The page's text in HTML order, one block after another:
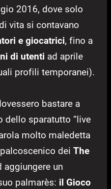
2016, dove solo
vita si contavano
e giocatrici, fino a
di utenti ad aprile
profili temporanei).
bastare a
dello sparatutto “live
molto maledetta
dei The
aggiungere un
palmarès: il Gioco